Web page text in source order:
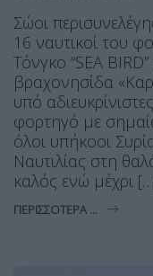
Σώοι
16 ναυτικοί του
Τόνγκο “SEA
βραχονησίδα
υπό
φορτηγό με
όλοι υπήκοοι
Ναυτιλίας στη
καλός ενώ μέχρι
ΠΕΡΙΣΣΌΤΕΡΑ ...